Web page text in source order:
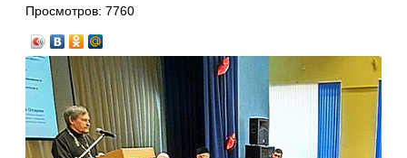
Просмотров: 7760